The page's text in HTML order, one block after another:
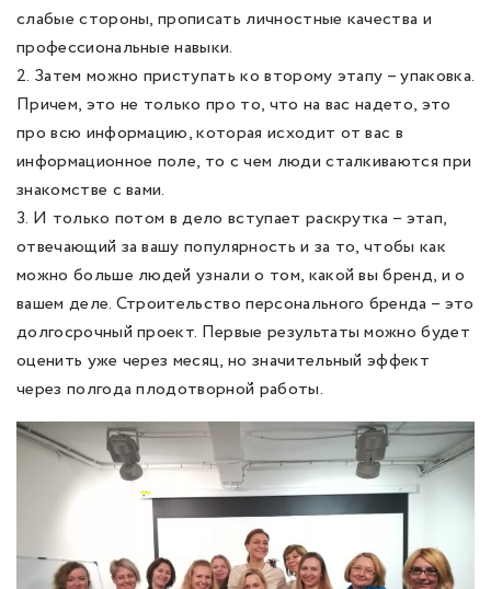
слабые стороны, прописать личностные качества и
профессиональные навыки.
2. Затем можно приступать ко второму этапу – упаковка.
Причем, это не только про то, что на вас надето, это
про всю информацию, которая исходит от вас в
информационное поле, то с чем люди сталкиваются при
знакомстве с вами.
3. И только потом в дело вступает раскрутка – этап,
отвечающий за вашу популярность и за то, чтобы как
можно больше людей узнали о том, какой вы бренд, и о
вашем деле. Строительство персонального бренда – это
долгосрочный проект. Первые результаты можно будет
оценить уже через месяц, но значительный эффект
через полгода плодотворной работы.